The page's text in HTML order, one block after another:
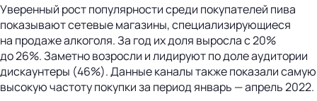
Уверенный рост популярности среди покупателей пива
показывают сетевые магазины, специализирующиеся
на продаже алкоголя. За год их доля выросла с 20%
до 26%. Заметно возросли и лидируют по доле аудитории
дискаунтеры (46%). Данные каналы также показали самую
высокую частоту покупки за период январь — апрель 2022.